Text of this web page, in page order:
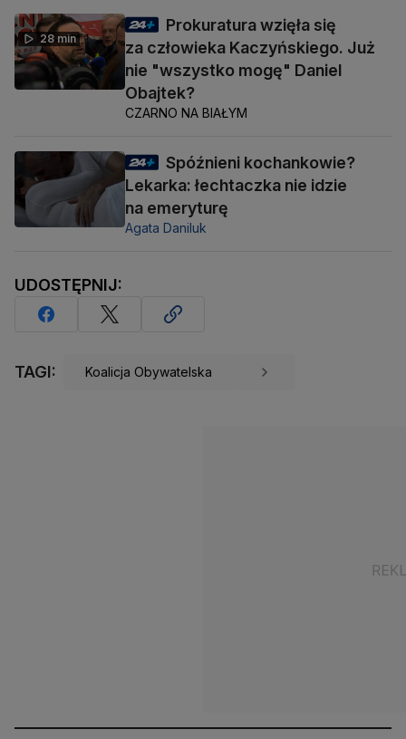
28 min
Prokuratura wzięła się
za człowieka Kaczyńskiego. Już
nie "wszystko mogę" Daniel
Obajtek?
CZARNO NA BIAŁYM
Spóźnieni kochankowie?
Lekarka: łechtaczka nie idzie
na emeryturę
Agata Daniluk
UDOSTĘPNIJ:
TAGI: Koalicja Obywatelska